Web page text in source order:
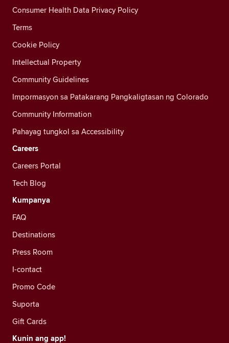
Consumer Health Data Privacy Policy
Terms
Cookie Policy
Intellectual Property
Community Guidelines
Impormasyon sa Patakarang Pangkaligtasan ng Colorado
Community Information
Pahayag tungkol sa Accessibility
Careers
Careers Portal
Tech Blog
Kumpanya
FAQ
Destinations
Press Room
I-contact
Promo Code
Suporta
Gift Cards
Kunin ang app!